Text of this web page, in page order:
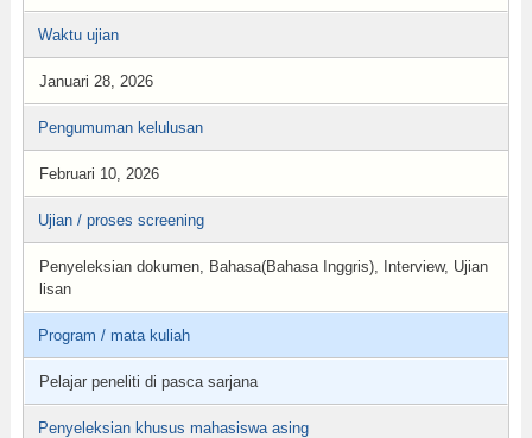
Waktu ujian
Januari 28, 2026
Pengumuman kelulusan
Februari 10, 2026
Ujian / proses screening
Penyeleksian dokumen, Bahasa(Bahasa Inggris), Interview, Ujian
lisan
Program / mata kuliah
Pelajar peneliti di pasca sarjana
Penyeleksian khusus mahasiswa asing